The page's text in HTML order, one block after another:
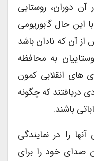
دوران، روستایی
حال گابوریومی
آن که نادان باشد
به محافظه
های انقلابی کمون
دریافتند که چگونه
باشند.
را در نمایندگی
صدای خود را برای